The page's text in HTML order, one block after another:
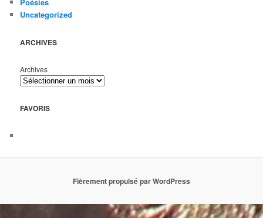
Poésies
Uncategorized
ARCHIVES
Archives
FAVORIS
Fièrement propulsé par WordPress